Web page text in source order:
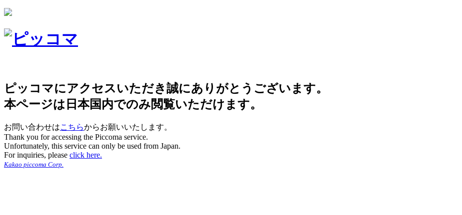
ピッコマにアクセスいただき誠にありがとうございます。
本ページは日本国内でのみ閲覧いただけます。
お問い合わせはこちらからお願いいたします。
Thank you for accessing the Piccoma service.
Unfortunately, this service can only be used from Japan.
For inquiries, please click here.
Kakao piccoma Corp.